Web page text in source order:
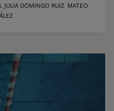
JULIA DOMINGO RUIZ MATEO